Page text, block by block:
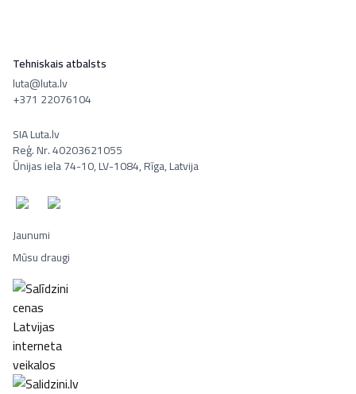
Tehniskais atbalsts
luta@luta.lv
+371 22076104
SIA Luta.lv
Reģ. Nr. 40203621055
Ūnijas iela 74-10, LV-1084, Rīga, Latvija
Jaunumi
Mūsu draugi